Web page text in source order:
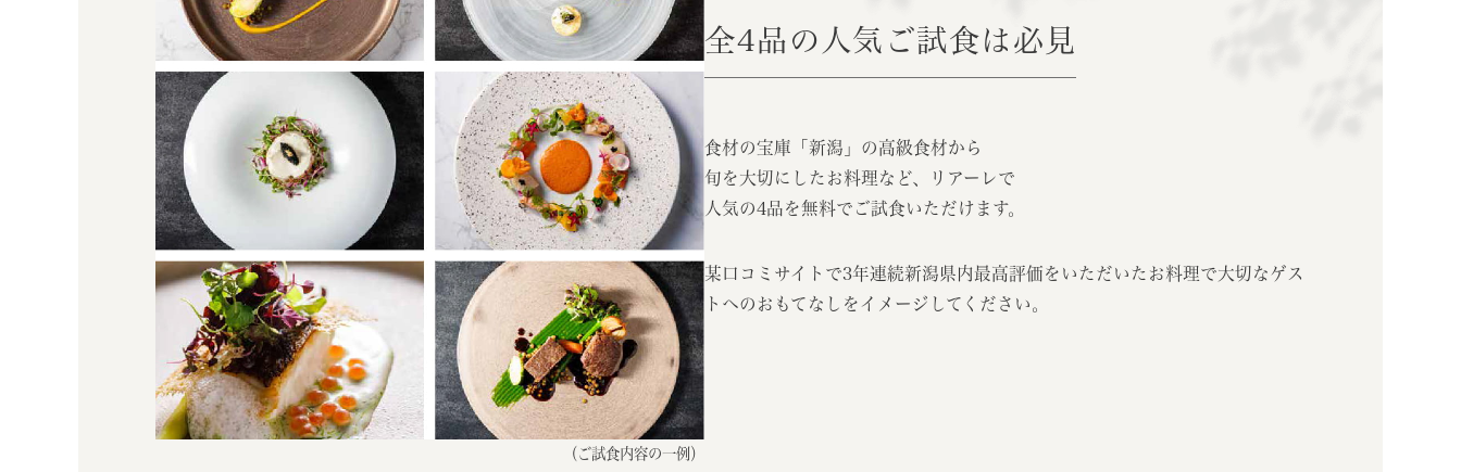
（ご試食内容の一例）
全4品の人気ご試食は必見
食材の宝庫「新潟」の高級食材から
旬を大切にしたお料理など、リアーレで
人気の4品を無料でご試食いただけます。
某口コミサイトで3年連続新潟県内最高評価をいただいたお料理で大切なゲス
トへのおもてなしをイメージしてください。